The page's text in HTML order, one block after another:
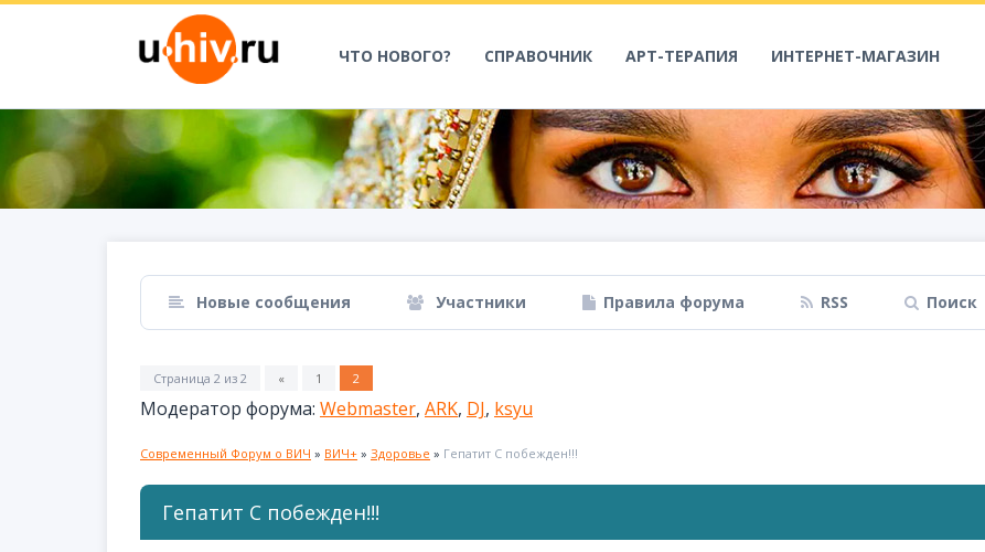
ЧТО НОВОГО? СПРАВОЧНИК АРТ-ТЕРАПИЯ ИНТЕРНЕТ-МАГАЗИН
Новые сообщения Участники Правила форума RSS Поиск
Страница 2 из 2 « 1 2
Модератор форума: Webmaster, ARK, DJ, ksyu
Современный Форум о ВИЧ » ВИЧ+ » Здоровье » Гепатит С побежден!!!
Гепатит С побежден!!!